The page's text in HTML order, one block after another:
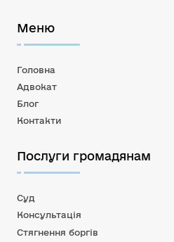
Меню
Головна
Адвокат
Блог
Контакти
Послуги громадянам
Суд
Консультація
Стягнення боргів